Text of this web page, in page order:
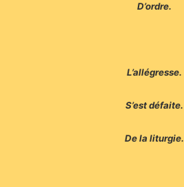
D’ordre.
L’allégresse.
S’est défaite.
De la liturgie.